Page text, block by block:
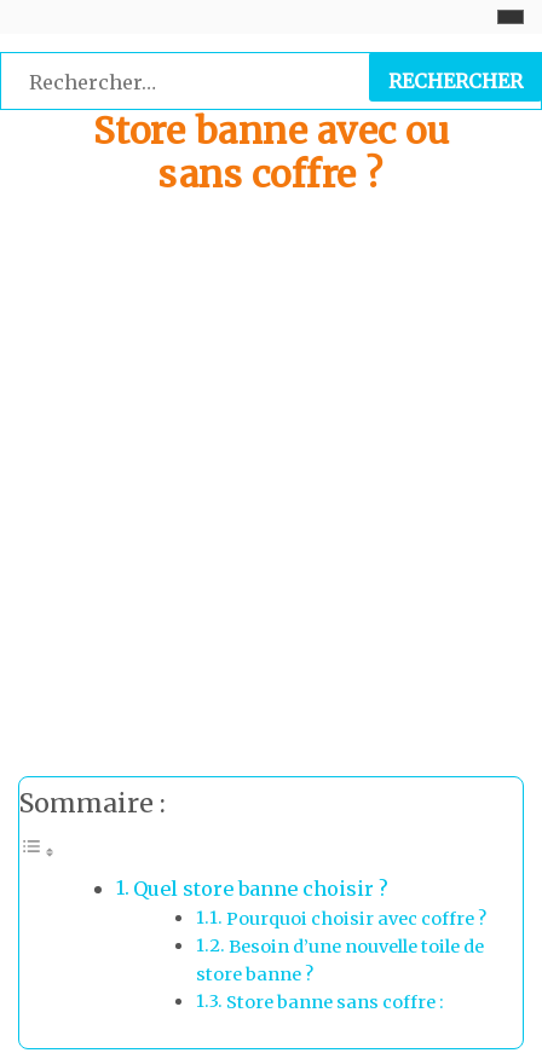
content
Rechercher :
Store banne avec ou
sans coffre ?
Sommaire :
Quel store banne choisir ?
Pourquoi choisir avec coffre ?
Besoin d’une nouvelle toile de
store banne ?
Store banne sans coffre :